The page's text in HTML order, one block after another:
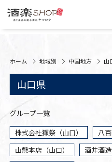
ホーム 地域別 中国地方 山
山口県
グループ一覧
株式会社獺祭（山口）
八
山懸本店（山口）
酒井酒造